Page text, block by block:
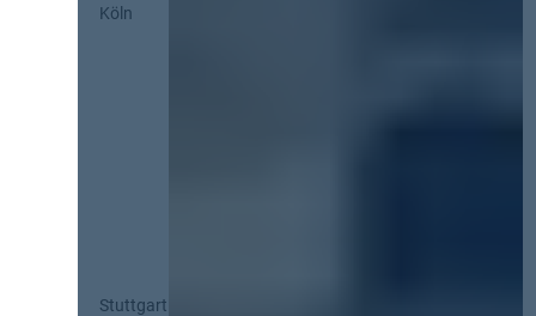
Köln
Stuttgart